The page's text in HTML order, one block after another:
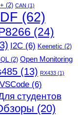
(2) CAN (1)
(62)
(24)
I2C (6) Keenetic (2)
(2) Open Monitoring
(13) RX433 (1)
VSCode (6)
студентов
(20)